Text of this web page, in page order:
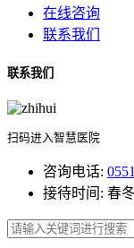
在线咨询
联系我们
联系我们
扫码进入智慧医院
咨询电话:
接待时间: 春